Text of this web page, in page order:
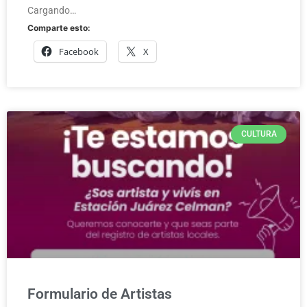
Cargando…
Comparte esto:
Facebook X
CULTURA
Formulario de Artistas